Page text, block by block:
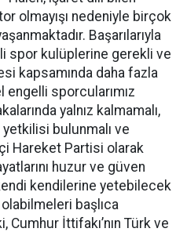
olmayışı nedeniyle birçok
Başarılarıyla
spor kulüplerine gerekli ve
kapsamında daha fazla
sporcularımız
yalnız kalmamalı,
yetkilisi bulunmalı ve
Hareket Partisi olarak
huzur ve güven
kendilerine yetebilecek
başlıca
İttifakı’nın Türk ve